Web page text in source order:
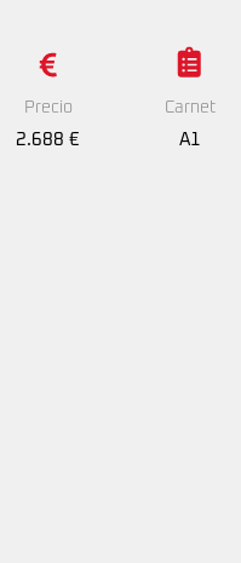
Precio
2.688 €
Carnet
A1